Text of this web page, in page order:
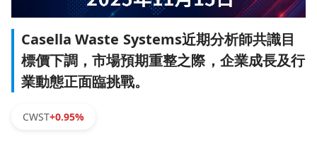
Casella Waste Systems近期分析師共識目
標價下調，市場預期重整之際，企業成長及行
業動態正面臨挑戰。
CWST+0.95%